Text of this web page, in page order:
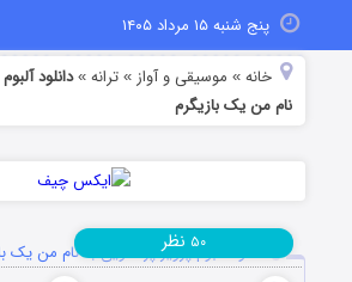
پنج شنبه ۱۵ مرداد ۱۴۰۵
خانه » موسیقی و آواز »ترانه »دانلود
نام من یک بازیگرم
دانلود آلبوم پرویز پرستویی به نام من یک
۵۰ نظر